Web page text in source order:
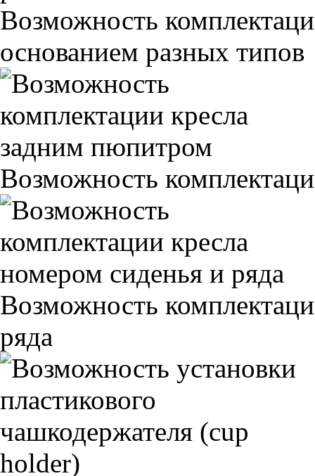
Возможность
основанием разных типов
Возможность
Возможность
ряда